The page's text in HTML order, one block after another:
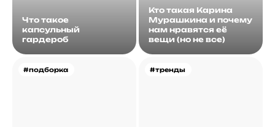
Что такое
капсульный
гардероб
Кто такая Карина
Мурашкина и почему
нам нравятся её
вещи (но не все)
#подборка #тренды